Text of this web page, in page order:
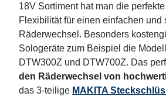
18V Sortiment hat man die
Flexibilität für einen einfachen und
Räderwechsel. Besonders
Sologeräte zum Beispiel die
DTW300Z und DTW700Z. Das
den Räderwechsel von
das 3-teilige MAKITA